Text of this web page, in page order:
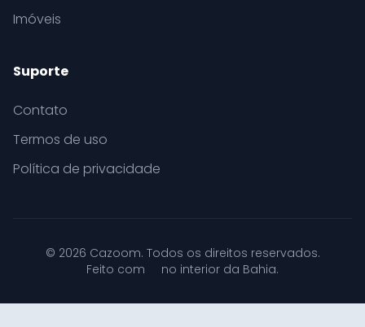
Imóveis
Suporte
Contato
Termos de uso
Política de privacidade
© 2026 Cazoom. Todos os direitos reservados.
Feito com
no interior da Bahia.